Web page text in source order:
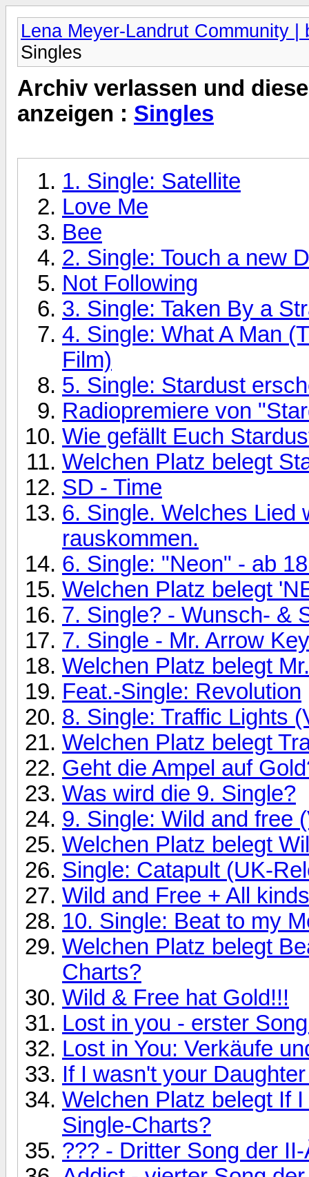
Lena Meyer-Landrut Community |
Singles
Archiv verlassen und
anzeigen : Singles
1. Single: Satellite
Love Me
Bee
2. Single: Touch a new
Not Following
3. Single: Taken By a
4. Single: What A Man
Film)
5. Single: Stardust
Radiopremiere von
Wie gefällt Euch
Welchen Platz belegt
SD - Time
6. Single. Welches Lied
rauskommen.
6. Single: "Neon" - ab
Welchen Platz belegt
7. Single? - Wunsch- &
7. Single - Mr. Arrow
Welchen Platz belegt
Feat.-Single: Revolution
8. Single: Traffic Lights
Welchen Platz belegt
Geht die Ampel auf
Was wird die 9. Single?
9. Single: Wild and free
Welchen Platz belegt
Single: Catapult (UK-
Wild and Free + All
10. Single: Beat to my
Welchen Platz belegt
Charts?
Wild & Free hat Gold!!!
Lost in you - erster
Lost in You: Verkäufe
If I wasn't your
Welchen Platz belegt If
Single-Charts?
??? - Dritter Song der